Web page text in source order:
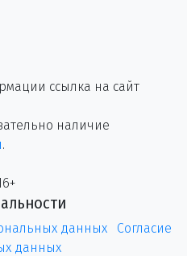
ссылка на сайт
наличие
.
данных
Согласие
данных